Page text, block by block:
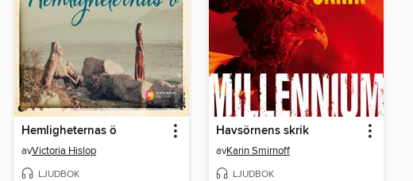
Hemligheternas ö
avVictoria Hislop
LJUDBOK
Havsörnens skrik
avKarin Smirnoff
LJUDBOK